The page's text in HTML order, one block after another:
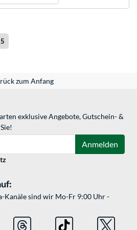
zum Anfang
exklusive Angebote, Gutschein- &
Anmelden
Kanäle sind wir Mo-Fr 9:00 Uhr -